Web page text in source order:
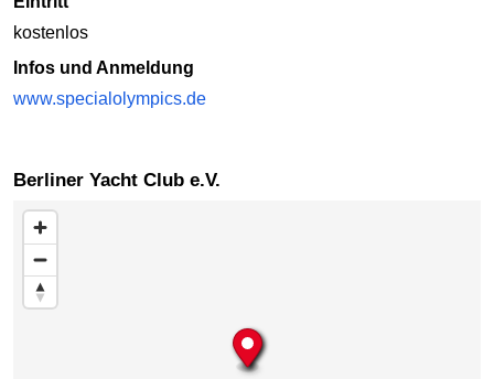
kostenlos
Infos und Anmeldung
www.specialolympics.de
Berliner Yacht Club e.V.
Karte überspringen